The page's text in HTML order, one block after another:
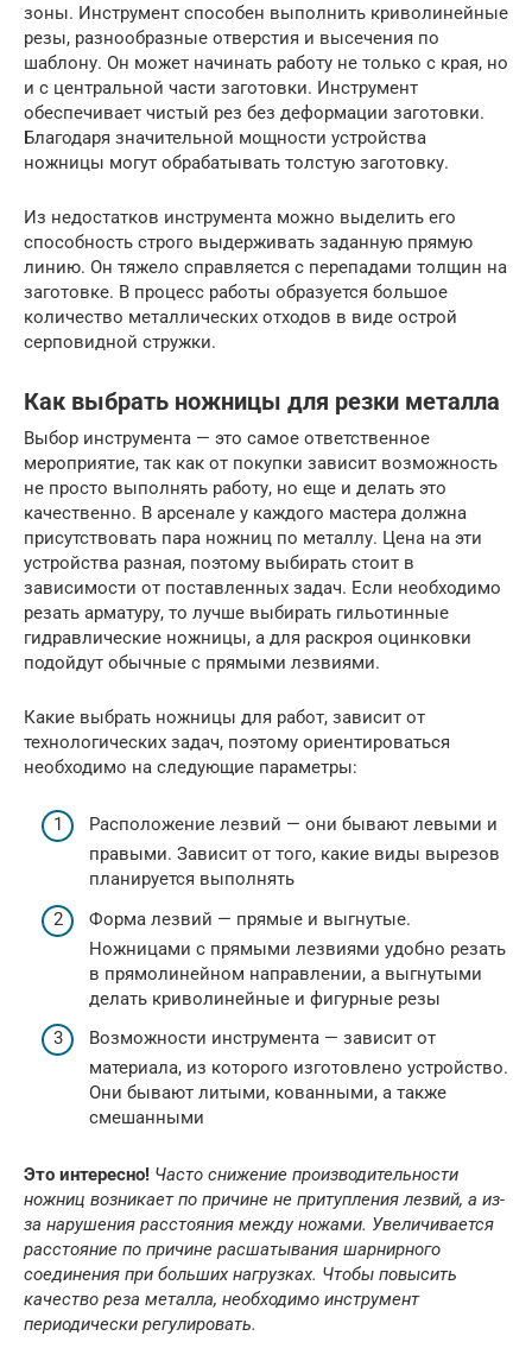
зоны. Инструмент способен выполнить криволинейные
резы, разнообразные отверстия и высечения по
шаблону. Он может начинать работу не только с края, но
и с центральной части заготовки. Инструмент
обеспечивает чистый рез без деформации заготовки.
Благодаря значительной мощности устройства
ножницы могут обрабатывать толстую заготовку.
Из недостатков инструмента можно выделить его
способность строго выдерживать заданную прямую
линию. Он тяжело справляется с перепадами толщин на
заготовке. В процесс работы образуется большое
количество металлических отходов в виде острой
серповидной стружки.
Как выбрать ножницы для резки металла
Выбор инструмента — это самое ответственное
мероприятие, так как от покупки зависит возможность
не просто выполнять работу, но еще и делать это
качественно. В арсенале у каждого мастера должна
присутствовать пара ножниц по металлу. Цена на эти
устройства разная, поэтому выбирать стоит в
зависимости от поставленных задач. Если необходимо
резать арматуру, то лучше выбирать гильотинные
гидравлические ножницы, а для раскроя оцинковки
подойдут обычные с прямыми лезвиями.
Какие выбрать ножницы для работ, зависит от
технологических задач, поэтому ориентироваться
необходимо на следующие параметры:
Расположение лезвий — они бывают левыми и
правыми. Зависит от того, какие виды вырезов
планируется выполнять
Форма лезвий — прямые и выгнутые.
Ножницами с прямыми лезвиями удобно резать
в прямолинейном направлении, а выгнутыми
делать криволинейные и фигурные резы
Возможности инструмента — зависит от
материала, из которого изготовлено устройство.
Они бывают литыми, кованными, а также
смешанными
Это интересно! Часто снижение производительности
ножниц возникает по причине не притупления лезвий, а из-
за нарушения расстояния между ножами. Увеличивается
расстояние по причине расшатывания шарнирного
соединения при больших нагрузках. Чтобы повысить
качество реза металла, необходимо инструмент
периодически регулировать.